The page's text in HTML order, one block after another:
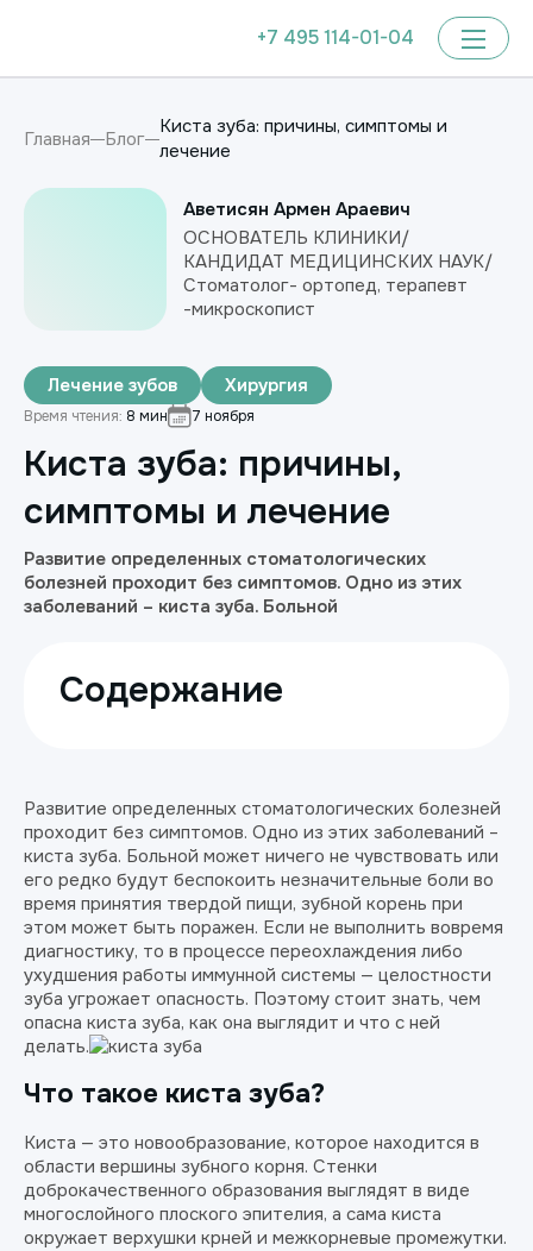
+7 495 114-01-04
Главная Блог
Киста зуба: причины, симптомы и
лечение
Лечение зубов Хирургия
Время чтения: 8 мин 7 ноября
Киста зуба: причины,
симптомы и лечение
Развитие определенных стоматологических
болезней проходит без симптомов. Одно из этих
заболеваний – киста зуба. Больной
Содержание
Развитие определенных стоматологических болезней
проходит без симптомов. Одно из этих заболеваний –
киста зуба. Больной может ничего не чувствовать или
его редко будут беспокоить незначительные боли во
время принятия твердой пищи, зубной корень при
этом может быть поражен. Если не выполнить вовремя
диагностику, то в процессе переохлаждения либо
ухудшения работы иммунной системы — целостности
зуба угрожает опасность. Поэтому стоит знать, чем
опасна киста зуба, как она выглядит и что с ней
делать.
Что такое киста зуба?
Киста — это новообразование, которое находится в
области вершины зубного корня. Стенки
доброкачественного образования выглядят в виде
многослойного плоского эпителия, а сама киста
окружает верхушки крней и межкорневые промежутки.
Аветисян Армен Араевич
ОСНОВАТЕЛЬ КЛИНИКИ/
КАНДИДАТ МЕДИЦИНСКИХ НАУК/
Стоматолог- ортопед, терапевт
-микроскопист